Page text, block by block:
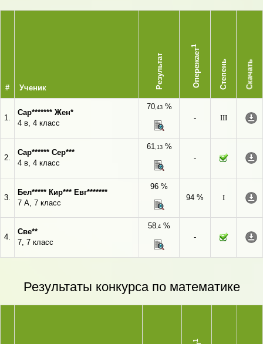
# Ученик Результат Опережает
1
Степень Скачать
1.
Сар******* Жен*
4 в, 4 класс
70,43%
-
III
2.
Сар****** Сер***
4 в, 4 класс
61,13%
-
3.
Бел***** Кир*** Евг*******
7 А, 7 класс
96 %
94 %
I
4.
Све**
7, 7 класс
58,4 %
-
Результаты конкурса по математике
1